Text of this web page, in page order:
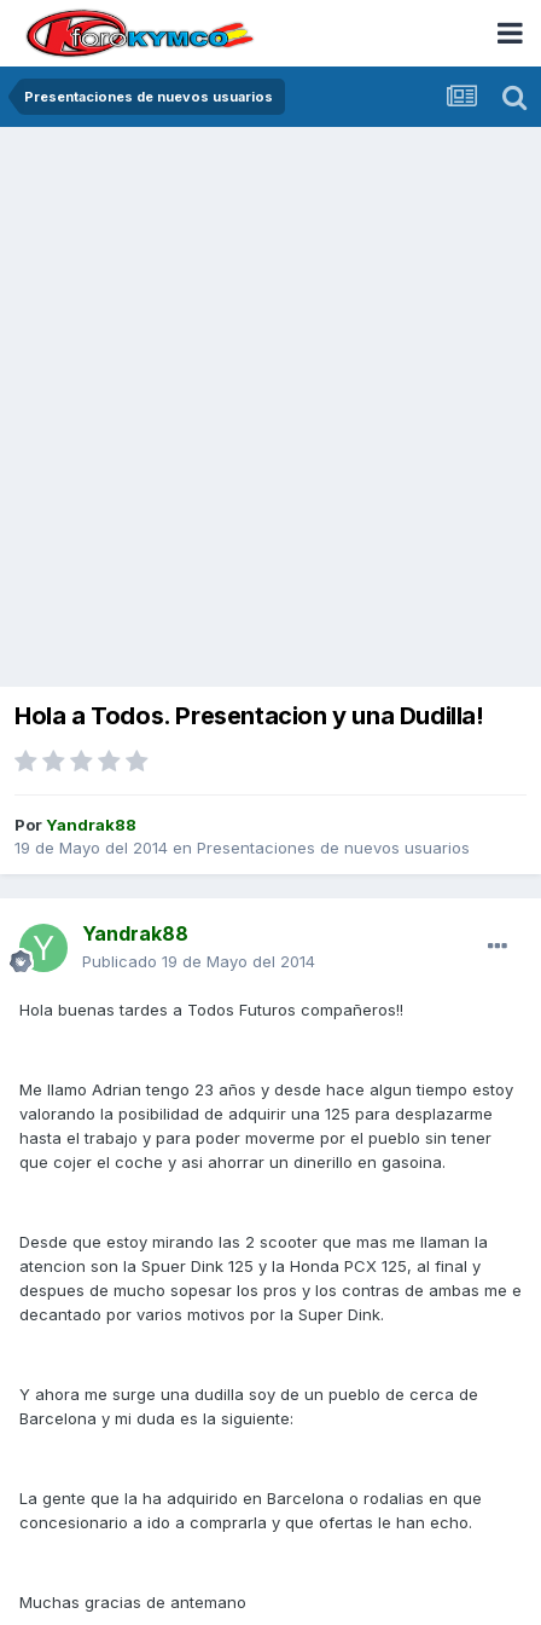
Presentaciones de nuevos usuarios
Hola a Todos. Presentacion y una Dudilla!
PorYandrak88
19 de Mayo del 2014 en Presentaciones de nuevos usuarios
Yandrak88
Publicado 19 de Mayo del 2014
Hola buenas tardes a Todos Futuros compañeros!!
Me llamo Adrian tengo 23 años y desde hace algun tiempo estoy
valorando la posibilidad de adquirir una 125 para desplazarme
hasta el trabajo y para poder moverme por el pueblo sin tener
que cojer el coche y asi ahorrar un dinerillo en gasoina.
Desde que estoy mirando las 2 scooter que mas me llaman la
atencion son la Spuer Dink 125 y la Honda PCX 125, al final y
despues de mucho sopesar los pros y los contras de ambas me e
decantado por varios motivos por la Super Dink.
Y ahora me surge una dudilla soy de un pueblo de cerca de
Barcelona y mi duda es la siguiente:
La gente que la ha adquirido en Barcelona o rodalias en que
concesionario a ido a comprarla y que ofertas le han echo.
Muchas gracias de antemano